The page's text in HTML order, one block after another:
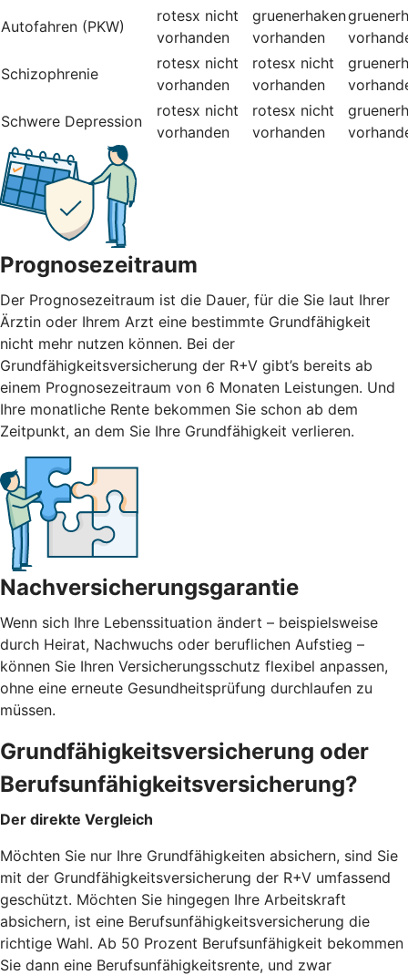
Autofahren (PKW)
rotesx nicht
vorhanden
gruenerhaken
vorhanden
Schizophrenie
rotesx nicht
vorhanden
rotesx nicht
vorhanden
Schwere Depression
rotesx nicht
vorhanden
rotesx nicht
vorhanden
Prognosezeitraum
Der Prognosezeitraum ist die Dauer, für die Sie laut Ihrer
Ärztin oder Ihrem Arzt eine bestimmte Grundfähigkeit
nicht mehr nutzen können. Bei der
Grundfähigkeitsversicherung der R+V gibt’s bereits ab
einem Prognosezeitraum von 6 Monaten Leistungen. Und
Ihre monatliche Rente bekommen Sie schon ab dem
Zeitpunkt, an dem Sie Ihre Grundfähigkeit verlieren.
Nachversicherungsgarantie
Wenn sich Ihre Lebenssituation ändert – beispielsweise
durch Heirat, Nachwuchs oder beruflichen Aufstieg –
können Sie Ihren Versicherungsschutz flexibel anpassen,
ohne eine erneute Gesundheitsprüfung durchlaufen zu
müssen.
Grundfähigkeitsversicherung oder
Berufsunfähigkeitsversicherung?
Der direkte Vergleich
Möchten Sie nur Ihre Grundfähigkeiten absichern, sind Sie
mit der Grundfähigkeitsversicherung der R+V umfassend
geschützt. Möchten Sie hingegen Ihre Arbeitskraft
absichern, ist eine Berufsunfähigkeitsversicherung die
richtige Wahl. Ab 50 Prozent Berufsunfähigkeit bekommen
Sie dann eine Berufsunfähigkeitsrente, und zwar